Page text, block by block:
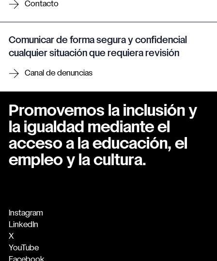
Contacto
Comunicar de forma segura y confidencial
cualquier situación que requiera revisión
Canal de denuncias
Promovemos la inclusión y
la igualdad mediante el
acceso a la educación, el
empleo y la cultura.
Instagram
LinkedIn
X
YouTube